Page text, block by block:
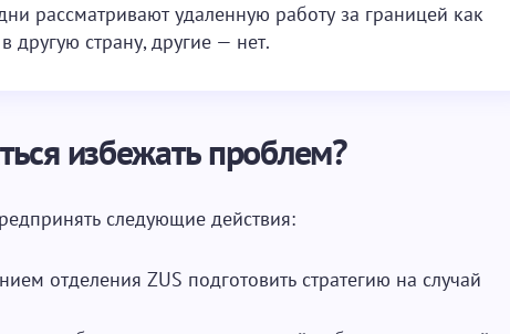
рассматривают удаленную работу за границей как
другую страну, другие — нет.
избежать проблем?
следующие действия:
отделения ZUS подготовить стратегию на случай